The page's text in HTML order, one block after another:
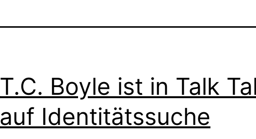
T.C. Boyle ist in Talk
auf Identitätssuche